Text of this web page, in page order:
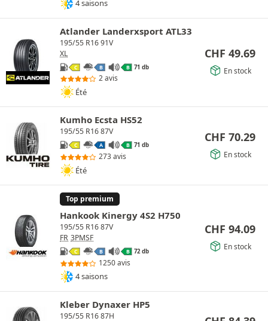
4 saisons
Atlander Landerxsport ATL33
195/55 R16 91V
XL
C B B 71 db
2 avis
Été
CHF 49.69
En stock
Kumho Ecsta HS52
195/55 R16 87V
C A B 71 db
273 avis
Été
CHF 70.29
En stock
Top premium
Hankook Kinergy 4S2 H750
195/55 R16 87V
FR 3PMSF
C B B 72 db
1250 avis
4 saisons
CHF 94.09
En stock
Kleber Dynaxer HP5
195/55 R16 87H